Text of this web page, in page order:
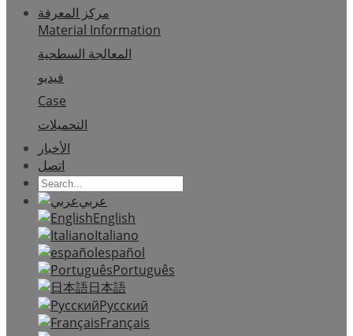
مركز المعرفة
Material Information
المعالجة السطحية
فيديو
Case
التحميلات
الأخبار
اتصل
عربي
English
Italiano
español
Português
日本語
Русский
Français